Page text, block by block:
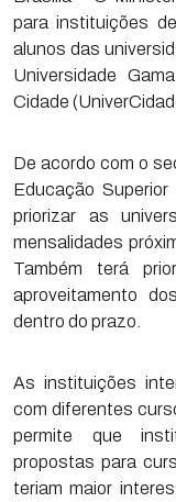
para instituições
alunos das
Universidade
Cidade
De acordo com o
Educação
priorizar as
mensalidades
Também terá
aproveitamento
dentro do prazo.
As instituições
com diferentes
permite que
propostas para
teriam maior